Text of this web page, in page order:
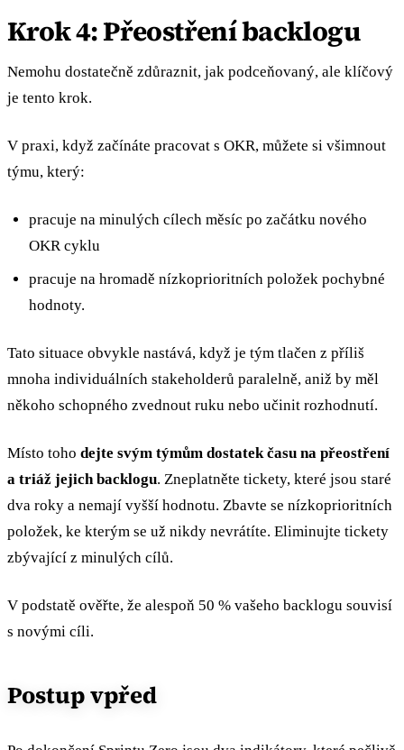
Krok 4: Přeostření backlogu
Nemohu dostatečně zdůraznit, jak podceňovaný, ale klíčový
je tento krok.
V praxi, když začínáte pracovat s OKR, můžete si všimnout
týmu, který:
pracuje na minulých cílech měsíc po začátku nového
OKR cyklu
pracuje na hromadě nízkoprioritních položek pochybné
hodnoty.
Tato situace obvykle nastává, když je tým tlačen z příliš
mnoha individuálních stakeholderů paralelně, aniž by měl
někoho schopného zvednout ruku nebo učinit rozhodnutí.
Místo toho dejte svým týmům dostatek času na přeostření
a triáž jejich backlogu. Zneplatněte tickety, které jsou staré
dva roky a nemají vyšší hodnotu. Zbavte se nízkoprioritních
položek, ke kterým se už nikdy nevrátíte. Eliminujte tickety
zbývající z minulých cílů.
V podstatě ověřte, že alespoň 50 % vašeho backlogu souvisí
s novými cíli.
Postup vpřed